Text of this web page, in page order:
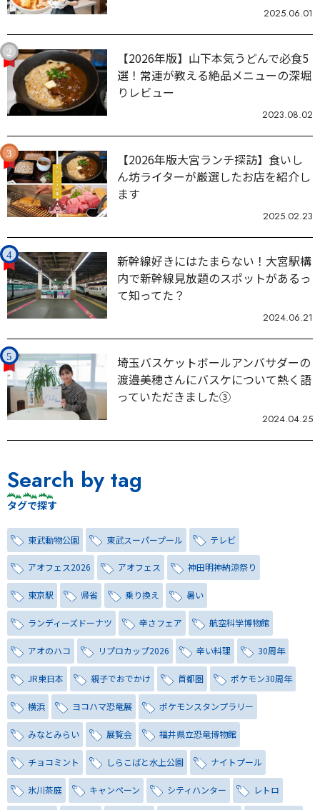
2025.06.01
【2026年版】山下本気うどんで必食5
選！常連が教える絶品メニューの深堀
りレビュー
2023.08.02
【2026年版大宮ランチ探訪】食いし
ん坊ライターが厳選したお店を紹介し
ます
2025.02.23
新幹線好きにはたまらない！大宮駅構
内で新幹線見放題のスポットがあるっ
て知ってた？
2024.06.21
埼玉バスケットボールアンバサダーの
渡邉美穂さんにバスケについて熱く語
っていただきました③
2024.04.25
Search by tag
タグで探す
東武動物公園 東武スーパープール テレビ
アオフェス2026 アオフェス 神田明神納涼祭り
東京駅 帰省 乗り換え 暑い
ランディーズドーナツ 辛さフェア 航空科学博物館
アオのハコ リプロカップ2026 辛い料理 30周年
JR東日本 親子でおでかけ 首都圏 ポケモン30周年
横浜 ヨコハマ恐竜展 ポケモンスタンプラリー
みなとみらい 展覧会 福井県立恐竜博物館
チョコミント しらこばと水上公園 ナイトプール
氷川茶庭 キャンペーン シティハンター レトロ